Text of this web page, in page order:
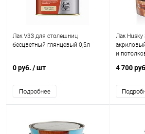
Лак V33 для столешниц
бесцветный глянцевый 0,5л
0 руб. / шт
Подробнее
Лак Husky
и
4 700